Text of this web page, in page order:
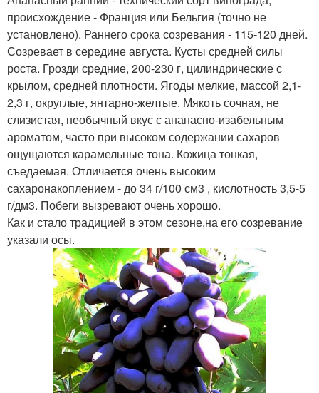
происхождение - Франция или Бельгия (точно не
установлено). Раннего срока созревания - 115-120 дней.
Созревает в середине августа. Кусты средней силы
роста. Грозди средние, 200-230 г, цилиндрические с
крылом, средней плотности. Ягоды мелкие, массой 2,1-
2,3 г, округлые, янтарно-желтые. Мякоть сочная, не
слизистая, необычный вкус с ананасно-изабельным
ароматом, часто при высоком содержании сахаров
ощущаются карамельные тона. Кожица тонкая,
съедаемая. Отличается очень высоким
сахаронакоплением - до 34 г/100 см3 , кислотность 3,5-5
г/дм3. Побеги вызревают очень хорошо.
Как и стало традицией в этом сезоне,на его созревание
указали осы.